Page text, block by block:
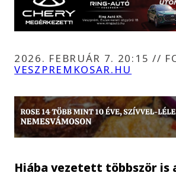
2026. FEBRUÁR 7. 20:15 //
VESZPREMKOSAR.HU
Hiába vezetett többször is